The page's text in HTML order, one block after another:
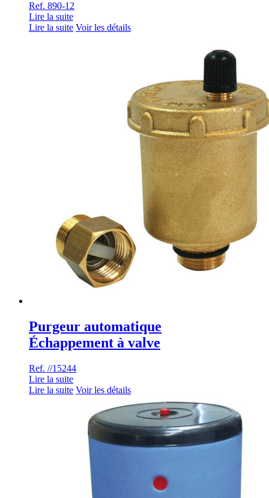
Ref. 890-12
Lire la suite
Lire la suite Voir les détails
Purgeur automatique
Échappement à valve
Ref. //15244
Lire la suite
Lire la suite Voir les détails